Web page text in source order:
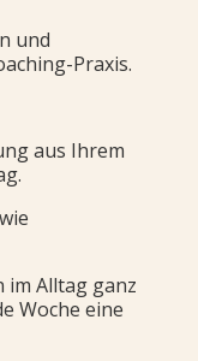
und
Praxis.
aus Ihrem
im Alltag ganz
Woche eine